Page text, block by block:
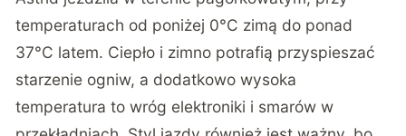
temperaturach od poniżej 0°C zimą do ponad
37°C latem. Ciepło i zimno potrafią przyspieszać
starzenie ogniw, a dodatkowo wysoka
temperatura to wróg elektroniki i smarów w